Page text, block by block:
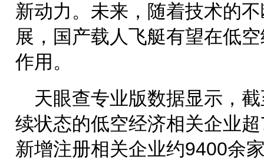
新动力。未来，随着技术的
展，国产载人飞艇有望在低
作用。
天眼查专业版数据显示，
续状态的低空经济相关企业
新增注册相关企业约9400余